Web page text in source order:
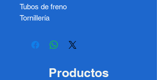
Tubos de freno
Tornillería
Productos